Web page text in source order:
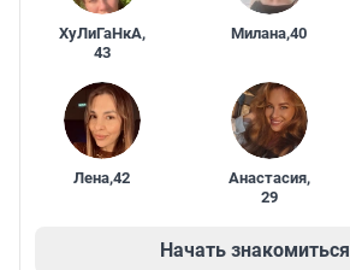
ХуЛиГаНкА,
43
Милана,40
Лена,42 Анастасия,
29
Начать знакомиться